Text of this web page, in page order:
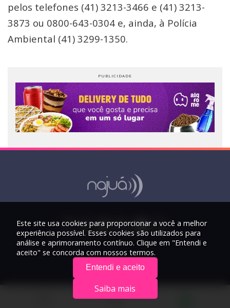
pelos telefones (41) 3213-3466 e (41) 3213-
3873 ou 0800-643-0304 e, ainda, à Polícia
Ambiental (41) 3299-1350.
© 2026 Rádio Najuá - Todos os direitos reservados.
Este site usa cookies para proporcionar a você a melhor
experiência possível. Esses cookies são utilizados para
análise e aprimoramento contínuo. Clique em "Entendi e
aceito" se concorda com nossos termos.
Entendi e aceito
Saiba mais